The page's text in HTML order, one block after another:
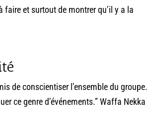
et surtout de montrer qu’il y a la
de conscientiser l’ensemble du groupe.
ce genre d’événements.” Waffa Nekka